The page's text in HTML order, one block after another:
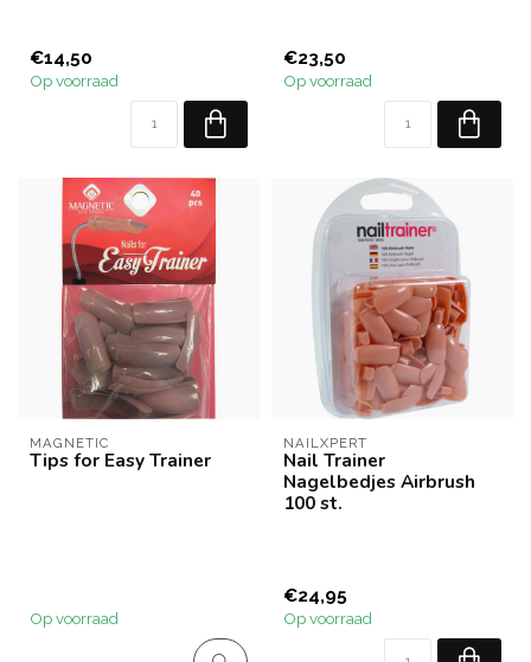
€14,50
Op voorraad
€23,50
Op voorraad
MAGNETIC
Tips for Easy Trainer
Op voorraad
NAILXPERT
Nail Trainer
Nagelbedjes Airbrush
100 st.
€24,95
Op voorraad